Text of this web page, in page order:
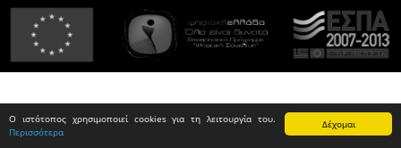
Δέχομαι
Ο ιστότοπος χρησιμοποιεί cookies για τη λειτουργία του.
Περισσότερα